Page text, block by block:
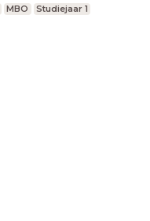
MBO Studiejaar 1